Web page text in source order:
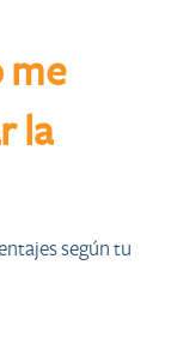
me
la
según tu